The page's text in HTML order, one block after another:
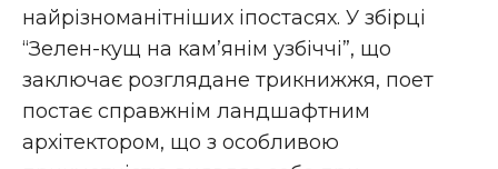
найрізноманітніших іпостасях. У збірці
“Зелен-кущ на кам’янім узбіччі”, що
заключає розглядане трикнижжя, поет
постає справжнім ландшафтним
архітектором, що з особливою